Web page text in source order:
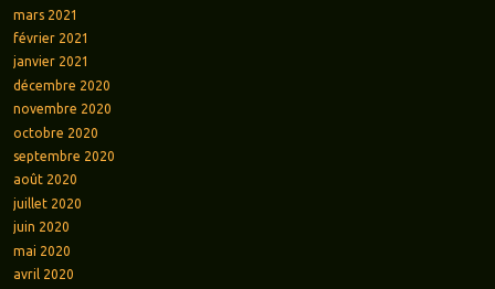
mars 2021
février 2021
janvier 2021
décembre 2020
novembre 2020
octobre 2020
septembre 2020
août 2020
juillet 2020
juin 2020
mai 2020
avril 2020